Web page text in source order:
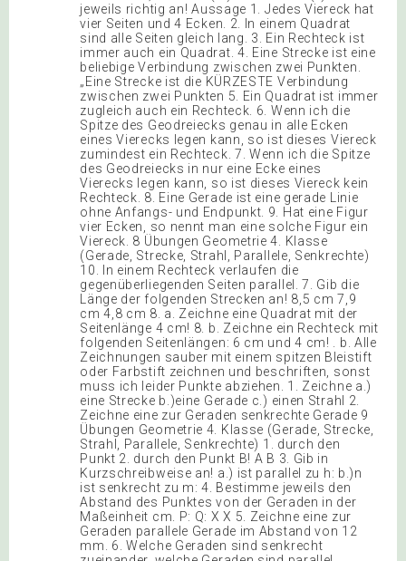
jeweils richtig an! Aussage 1. Jedes Viereck hat
vier Seiten und 4 Ecken. 2. In einem Quadrat
sind alle Seiten gleich lang. 3. Ein Rechteck ist
immer auch ein Quadrat. 4. Eine Strecke ist eine
beliebige Verbindung zwischen zwei Punkten.
„Eine Strecke ist die KÜRZESTE Verbindung
zwischen zwei Punkten 5. Ein Quadrat ist immer
zugleich auch ein Rechteck. 6. Wenn ich die
Spitze des Geodreiecks genau in alle Ecken
eines Vierecks legen kann, so ist dieses Viereck
zumindest ein Rechteck. 7. Wenn ich die Spitze
des Geodreiecks in nur eine Ecke eines
Vierecks legen kann, so ist dieses Viereck kein
Rechteck. 8. Eine Gerade ist eine gerade Linie
ohne Anfangs- und Endpunkt. 9. Hat eine Figur
vier Ecken, so nennt man eine solche Figur ein
Viereck. 8 Übungen Geometrie 4. Klasse
(Gerade, Strecke, Strahl, Parallele, Senkrechte)
10. In einem Rechteck verlaufen die
gegenüberliegenden Seiten parallel. 7. Gib die
Länge der folgenden Strecken an! 8,5 cm 7,9
cm 4,8 cm 8. a. Zeichne eine Quadrat mit der
Seitenlänge 4 cm! 8. b. Zeichne ein Rechteck mit
folgenden Seitenlängen: 6 cm und 4 cm! . b. Alle
Zeichnungen sauber mit einem spitzen Bleistift
oder Farbstift zeichnen und beschriften, sonst
muss ich leider Punkte abziehen. 1. Zeichne a.)
eine Strecke b.)eine Gerade c.) einen Strahl 2.
Zeichne eine zur Geraden senkrechte Gerade 9
Übungen Geometrie 4. Klasse (Gerade, Strecke,
Strahl, Parallele, Senkrechte) 1. durch den
Punkt 2. durch den Punkt B! A B 3. Gib in
Kurzschreibweise an! a.) ist parallel zu h: b.)n
ist senkrecht zu m: 4. Bestimme jeweils den
Abstand des Punktes von der Geraden in der
Maßeinheit cm. P: Q: X X 5. Zeichne eine zur
Geraden parallele Gerade im Abstand von 12
mm. 6. Welche Geraden sind senkrecht